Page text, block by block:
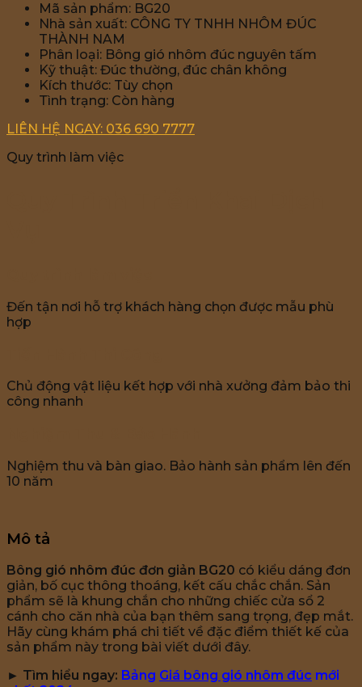
Mã sản phẩm: BG20
Nhà sản xuất: CÔNG TY TNHH NHÔM ĐÚC
THÀNH NAM
Phân loại: Bông gió nhôm đúc nguyên tấm
Kỹ thuật: Đúc thường, đúc chân không
Kích thước: Tùy chọn
Tình trạng: Còn hàng
LIÊN HỆ NGAY: 036 690 7777
Quy trình làm việc
Đến tận nơi hỗ trợ khách hàng chọn được mẫu phù
hợp
Chủ động vật liệu kết hợp với nhà xưởng đảm bảo thi
công nhanh
Nghiệm thu và bàn giao. Bảo hành sản phẩm lên đến
10 năm
Mô tả
Bông gió nhôm đúc đơn giản BG20 có kiểu dáng đơn
giản, bố cục thông thoáng, kết cấu chắc chắn. Sản
phẩm sẽ là khung chắn cho những chiếc cửa sổ 2
cánh cho căn nhà của bạn thêm sang trọng, đẹp mắt.
Hãy cùng khám phá chi tiết về đặc điểm thiết kế của
sản phẩm này trong bài viết dưới đây.
► Tìm hiểu ngay: Bảng Giá bông gió nhôm đúc mới